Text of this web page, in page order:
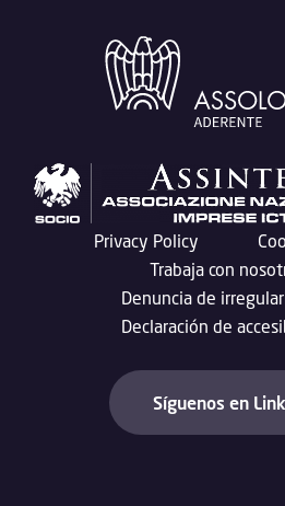
Privacy Policy
Trabaja con
Denuncia de
Declaración de
Síguenos en